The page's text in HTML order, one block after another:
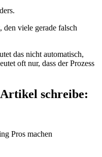
viele gerade falsch
das nicht automatisch,
oft nur, dass der Prozess
schreibe:
Pros machen